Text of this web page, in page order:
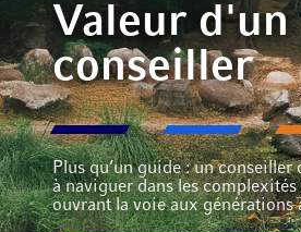
Valeur d'un
conseiller
Plus qu’un guide : un conseiller
à naviguer dans les
ouvrant la voie aux générations